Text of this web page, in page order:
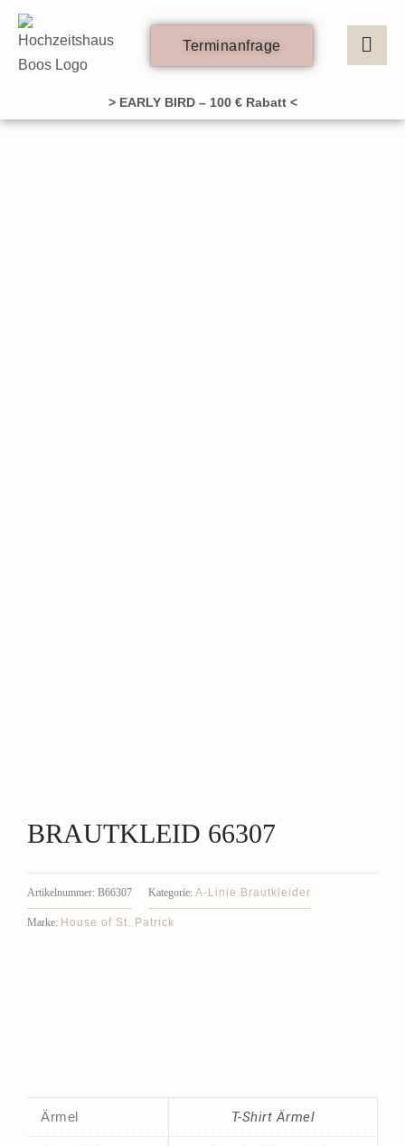
Zum
Inhalt
springen
Terminanfrage
> EARLY BIRD – 100 € Rabatt <
BRAUTKLEID 66307
Artikelnummer: B66307 Kategorie: A-Linie Brautkleider
Marke: House of St. Patrick
Ärmel T-Shirt Ärmel